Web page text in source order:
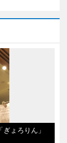
ょろりん」